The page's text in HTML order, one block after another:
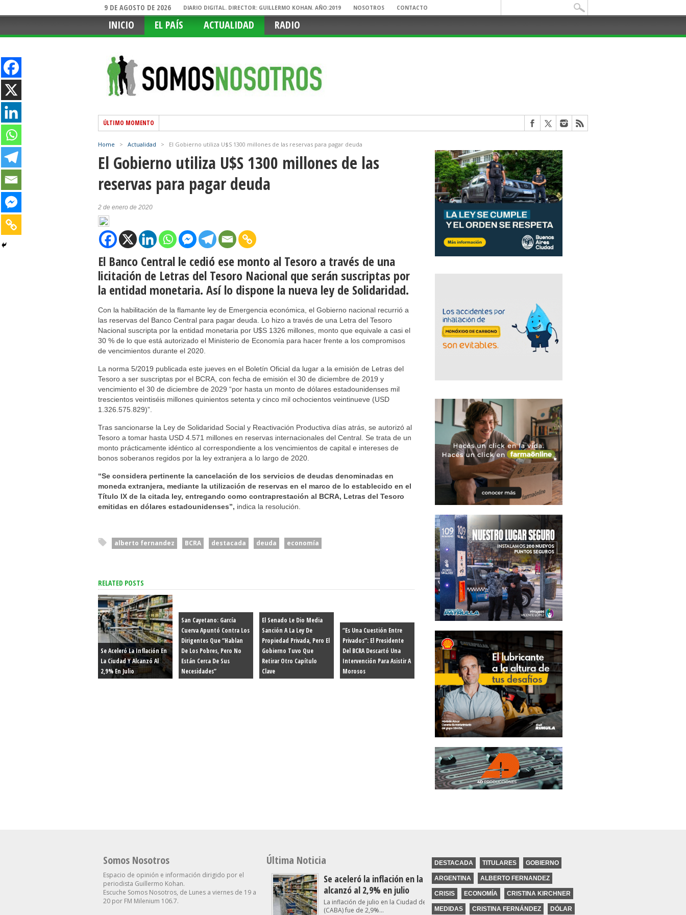
9 DE AGOSTO DE 2026 DIARIO DIGITAL. DIRECTOR: GUILLERMO KOHAN. AÑO:2019 NOSOTROS CONTACTO
INICIO EL PAÍS ACTUALIDAD RADIO
ÚLTIMO MOMENTO
Home > Actualidad > El Gobierno utiliza U$S 1300 millones de las reservas para pagar deuda
El Gobierno utiliza U$S 1300 millones de las
reservas para pagar deuda
2 de enero de 2020
El Banco Central le cedió ese monto al Tesoro a través de una
licitación de Letras del Tesoro Nacional que serán suscriptas por
la entidad monetaria. Así lo dispone la nueva ley de Solidaridad.
Con la habilitación de la flamante ley de Emergencia económica, el Gobierno nacional recurrió a
las reservas del Banco Central para pagar deuda. Lo hizo a través de una Letra del Tesoro
Nacional suscripta por la entidad monetaria por U$S 1326 millones, monto que equivale a casi el
30 % de lo que está autorizado el Ministerio de Economía para hacer frente a los compromisos
de vencimientos durante el 2020.
La norma 5/2019 publicada este jueves en el Boletín Oficial da lugar a la emisión de Letras del
Tesoro a ser suscriptas por el BCRA, con fecha de emisión el 30 de diciembre de 2019 y
vencimiento el 30 de diciembre de 2029 “por hasta un monto de dólares estadounidenses mil
trescientos veintiséis millones quinientos setenta y cinco mil ochocientos veintinueve (USD
1.326.575.829)”.
Tras sancionarse la Ley de Solidaridad Social y Reactivación Productiva días atrás, se autorizó al
Tesoro a tomar hasta USD 4.571 millones en reservas internacionales del Central. Se trata de un
monto prácticamente idéntico al correspondiente a los vencimientos de capital e intereses de
bonos soberanos regidos por la ley extranjera a lo largo de 2020.
“Se considera pertinente la cancelación de los servicios de deudas denominadas en
moneda extranjera, mediante la utilización de reservas en el marco de lo establecido en el
Título IX de la citada ley, entregando como contraprestación al BCRA, Letras del Tesoro
emitidas en dólares estadounidenses”, indica la resolución.
alberto fernandez BCRA destacada deuda economía
RELATED POSTS
Se Aceleró La Inflación En
La Ciudad Y Alcanzó Al
2,9% En Julio
San Cayetano: García
Cuerva Apuntó Contra Los
Dirigentes Que “hablan
De Los Pobres, Pero No
Están Cerca De Sus
Necesidades”
El Senado Le Dio Media
Sanción A La Ley De
Propiedad Privada, Pero El
Gobierno Tuvo Que
Retirar Otro Capítulo
Clave
“Es Una Cuestión Entre
Privados”: El Presidente
Del BCRA Descartó Una
Intervención Para Asistir A
Morosos
Somos Nosotros
Espacio de opinión e información dirigido por el
periodista Guillermo Kohan.
Escuche Somos Nosotros, de Lunes a viernes de 19 a
20 por FM Milenium 106.7.
Última Noticia
Se aceleró la inflación en la Ciudad y
alcanzó al 2,9% en julio
La inflación de julio en la Ciudad de Buenos Aires
(CABA) fue de 2,9%...
DESTACADA TITULARES GOBIERNO
ARGENTINA ALBERTO FERNANDEZ
CRISIS ECONOMÍA CRISTINA KIRCHNER
MEDIDAS CRISTINA FERNÁNDEZ DÓLAR